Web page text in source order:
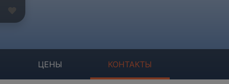
ЦЕНЫ КОНТАКТЫ